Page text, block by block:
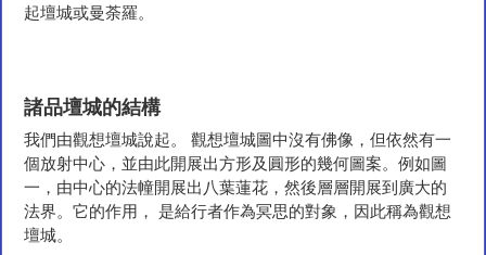
起壇城或曼荼羅。
諸品壇城的結構
我們由觀想壇城說起。 觀想壇城圖中沒有佛像，但依然有一
個放射中心，並由此開展出方形及圓形的幾何圖案。例如圖
一，由中心的法幢開展出八葉蓮花，然後層層開展到廣大的
法界。它的作用， 是給行者作為冥思的對象，因此稱為觀想
壇城。